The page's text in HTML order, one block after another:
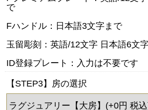
で
Fハンドル：日本語3文字まで
玉留彫刻：英語/12文字 日本語6文
ID登録プレート：入力は不要です
【STEP3】房の選択